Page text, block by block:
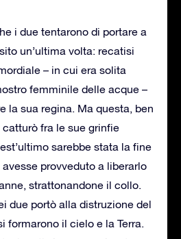
i due tentarono di portare a
un’ultima volta: recatisi
– in cui era solita
femminile delle acque –
la sua regina. Ma questa, ben
fra le sue grinfie
sarebbe stata la fine
provveduto a liberarlo
strattonandone il collo.
due portò alla distruzione del
formarono il cielo e la Terra.